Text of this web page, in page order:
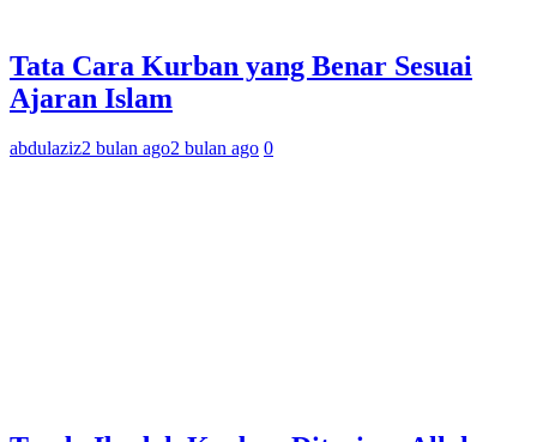
Tata Cara Kurban yang Benar Sesuai
Ajaran Islam
abdulaziz2 bulan ago2 bulan ago 0